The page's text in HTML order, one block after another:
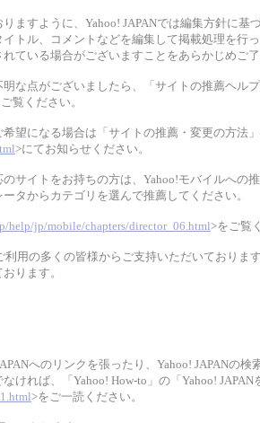
ますように、Yahoo! JAPANでは編集方針に基
トル、コメントなどを編集して掲載処理を行
ている場合がございますことをあらかじめご了
な点がございましたら、「サイトの推薦ヘルプ
覧ください。
望になる場合は「サイトの推薦・変更の方法
>にてお知らせください。
サイトをお持ちの方は、Yahoo!モバイルへの
タからカテゴリを選んで推薦してください。
help/jp/mobile/chapters/director_06.html>をご覧
利用の多くの皆様からご支持いただいておりま
ります。
へのリンクを張ったり、Yahoo! JAPANの検
ければ、「Yahoo! How-to」の「Yahoo! JAPAN
>をご一読ください。